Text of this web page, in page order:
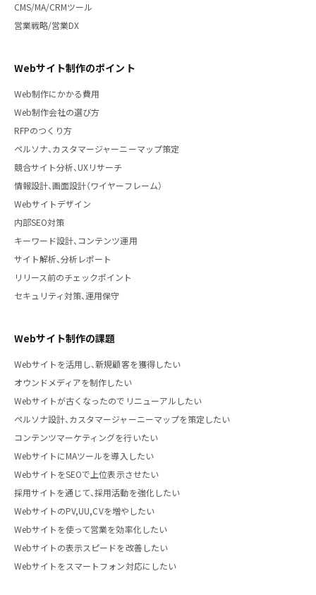
CMS/MA/CRMツール
営業戦略/営業DX
Webサイト制作のポイント
Web制作にかかる費用
Web制作会社の選び方
RFPのつくり方
ペルソナ、カスタマージャーニーマップ策定
競合サイト分析、UXリサーチ
情報設計、画面設計（ワイヤーフレーム）
Webサイトデザイン
内部SEO対策
キーワード設計、コンテンツ運用
サイト解析、分析レポート
リリース前のチェックポイント
セキュリティ対策、運用保守
Webサイト制作の課題
Webサイトを活用し、新規顧客を獲得したい
オウンドメディアを制作したい
Webサイトが古くなったのでリニューアルしたい
ペルソナ設計、カスタマージャーニーマップを策定したい
コンテンツマーケティングを行いたい
WebサイトにMAツールを導入したい
WebサイトをSEOで上位表示させたい
採用サイトを通じて、採用活動を強化したい
WebサイトのPV,UU,CVを増やしたい
Webサイトを使って営業を効率化したい
Webサイトの表示スピードを改善したい
Webサイトをスマートフォン対応にしたい